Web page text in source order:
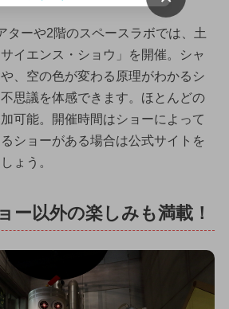
ターや2階のスペースラボでは、土
イエンス・ショウ」を開催。シャ
、空の色が変わる原理がわかるシ
思議を体感できます。ほとんどの
可能。開催時間はショーによって
ショーがある場合は公式サイトを
ょう。
ー以外の楽しみも満載！